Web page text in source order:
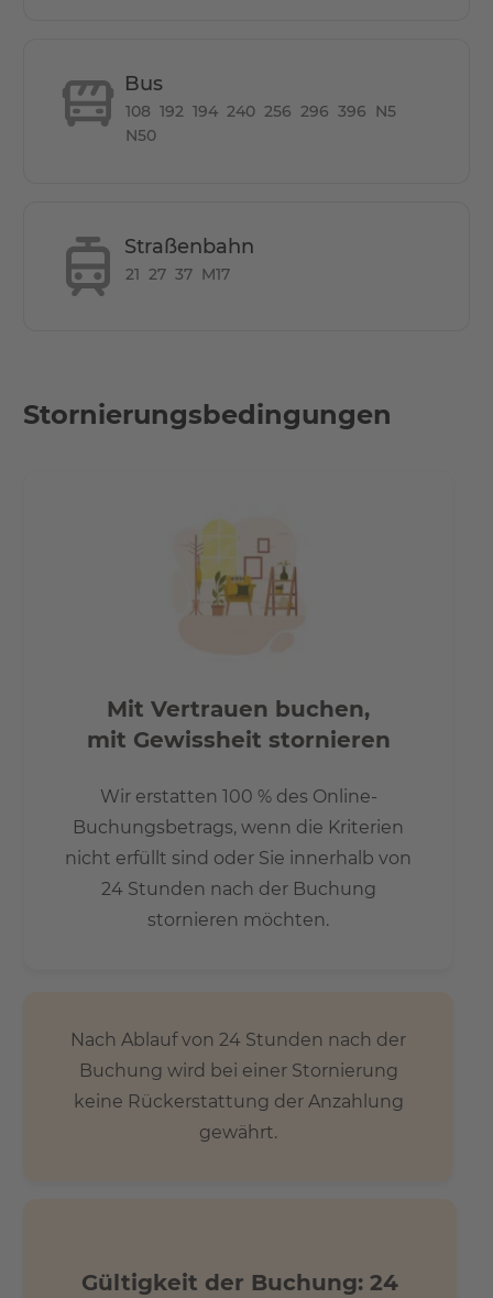
• 20 km bis zum Flughafen Schönefeld
Other Info
Verfügung.
Bus
108 192 194 240 256 296 396 N5
N50
Straßenbahn
21 27 37 M17
Stornierungsbedingungen
Mit Vertrauen buchen,
mit Gewissheit stornieren
Wir erstatten 100 % des Online-
Buchungsbetrags, wenn die Kriterien
nicht erfüllt sind oder Sie innerhalb von
24 Stunden nach der Buchung
stornieren möchten.
Nach Ablauf von 24 Stunden nach der
Buchung wird bei einer Stornierung
keine Rückerstattung der Anzahlung
gewährt.
Gültigkeit der Buchung: 24